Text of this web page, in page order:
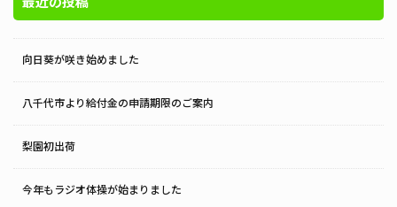
向日葵が咲き始めました
八千代市より給付金の申請期限のご案内
梨園初出荷
今年もラジオ体操が始まりました